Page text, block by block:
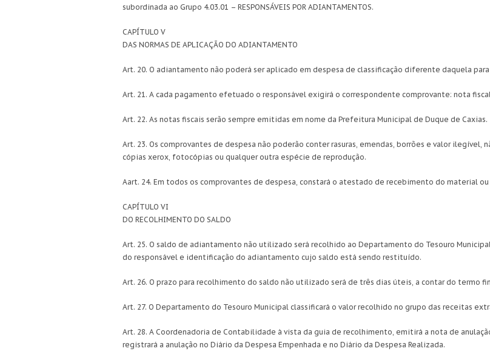
subordinada ao Grupo 4.03.01 – RESPONSÁVEIS POR ADIANTAMENTOS.
CAPÍTULO V
DAS NORMAS DE APLICAÇÃO DO ADIANTAMENTO
Art. 20. O adiantamento não poderá ser aplicado em despesa de classificação diferente daquela
Art. 21. A cada pagamento efetuado o responsável exigirá o correspondente comprovante: nota
Art. 22. As notas fiscais serão sempre emitidas em nome da Prefeitura Municipal de Duque de Caxias.
Art. 23. Os comprovantes de despesa não poderão conter rasuras, emendas, borrões e valor
cópias xerox, fotocópias ou qualquer outra espécie de reprodução.
Aart. 24. Em todos os comprovantes de despesa, constará o atestado de recebimento do material
CAPÍTULO VI
DO RECOLHIMENTO DO SALDO
Art. 25. O saldo de adiantamento não utilizado será recolhido ao Departamento do Tesouro
do responsável e identificação do adiantamento cujo saldo está sendo restituído.
Art. 26. O prazo para recolhimento do saldo não utilizado será de três dias úteis, a contar do termo
Art. 27. O Departamento do Tesouro Municipal classificará o valor recolhido no grupo das receitas
Art. 28. A Coordenadoria de Contabilidade à vista da guia de recolhimento, emitirá a nota de
registrará a anulação no Diário da Despesa Empenhada e no Diário da Despesa Realizada.